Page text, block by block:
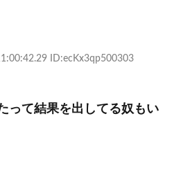
ID:ecKx3qp500303
って結果を出してる奴もい